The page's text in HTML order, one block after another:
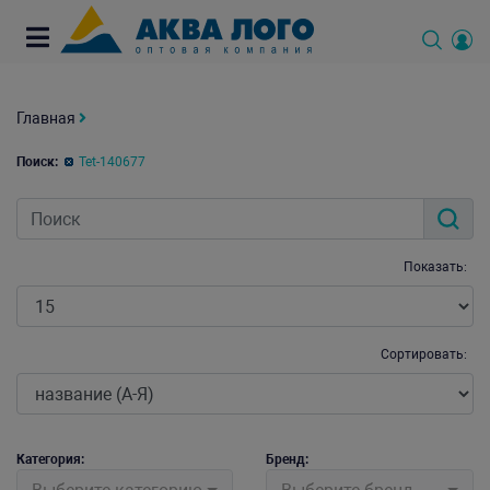
Главная
Поиск: Tet-140677
Показать:
Сортировать:
Категория: Бренд: